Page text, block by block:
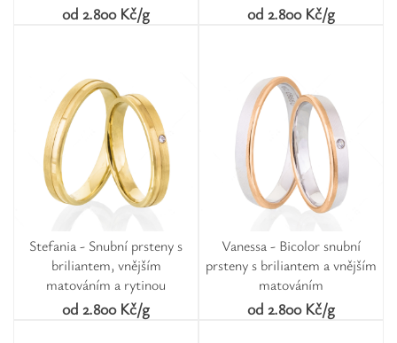
od 2.800 Kč/g od 2.800 Kč/g
Stefania - Snubní prsteny s
briliantem, vnějším
matováním a rytinou
od 2.800 Kč/g
Vanessa - Bicolor snubní
prsteny s briliantem a vnějším
matováním
od 2.800 Kč/g